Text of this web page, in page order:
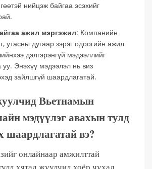
нийцэж байгаа эсэхийг
ажил мэргэжил: Компанийн
утасны дугаар зэрэг одоогийн ажил
дэлгэрэнгүй мэдээллийг
уу. Энэхүү мэдээлэл нь виз
зайлшгүй шаардлагатай.
Вьетнамын
мэдүүлэг авахын тулд
шаардлагатай вэ?
онлайнаар амжилттай